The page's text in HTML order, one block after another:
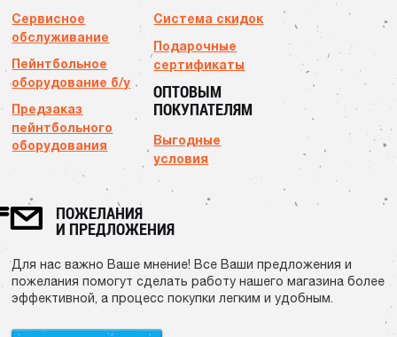
Сервисное
обслуживание
Пейнтбольное
оборудование б/у
Предзаказ
пейнтбольного
оборудования
Система скидок
Подарочные
сертификаты
ОПТОВЫМ
ПОКУПАТЕЛЯМ
Выгодные
условия
ПОЖЕЛАНИЯ
И ПРЕДЛОЖЕНИЯ
Для нас важно Ваше мнение! Все Ваши предложения и
пожелания помогут сделать работу нашего магазина более
эффективной, а процесс покупки легким и удобным.